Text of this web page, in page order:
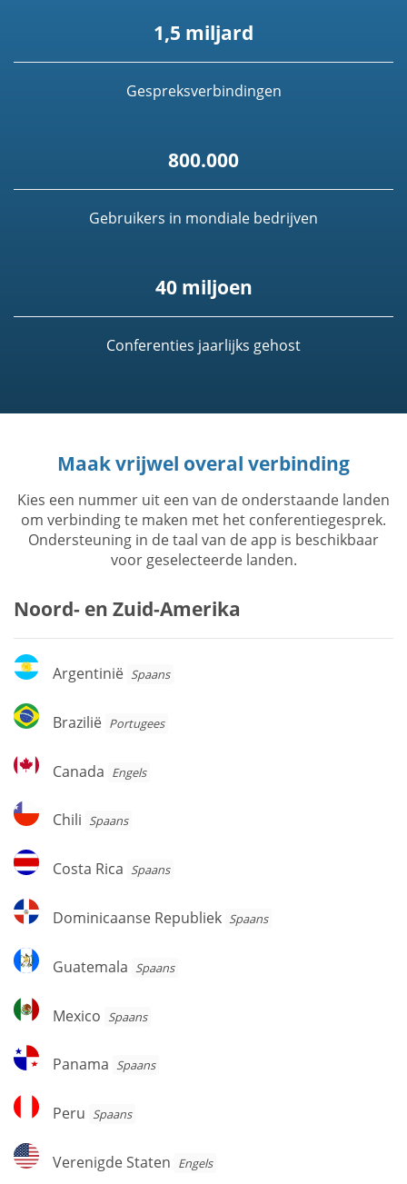
1,5 miljard
Gespreksverbindingen
800.000
Gebruikers in mondiale bedrijven
40 miljoen
Conferenties jaarlijks gehost
Maak vrijwel overal verbinding
Kies een nummer uit een van de onderstaande landen
om verbinding te maken met het conferentiegesprek.
Ondersteuning in de taal van de app is beschikbaar
voor geselecteerde landen.
Noord- en Zuid-Amerika
Argentinië
Argentinië Spaans
Brazilië
Brazilië Portugees
Canada
Canada Engels
Chili
Chili Spaans
Costa
Rica
Costa Rica Spaans
Dominicaanse
Republiek
Dominicaanse Republiek Spaans
Guatemala
Guatemala Spaans
Mexico
Mexico Spaans
Panama
Panama Spaans
Peru
Peru Spaans
Verenigde
Staten
Verenigde Staten Engels